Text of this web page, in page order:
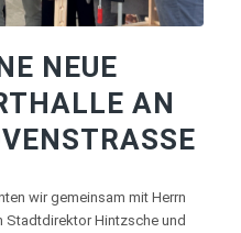
NEUE
AN
wir gemeinsam mit Herrn
Stadtdirektor Hintzsche und